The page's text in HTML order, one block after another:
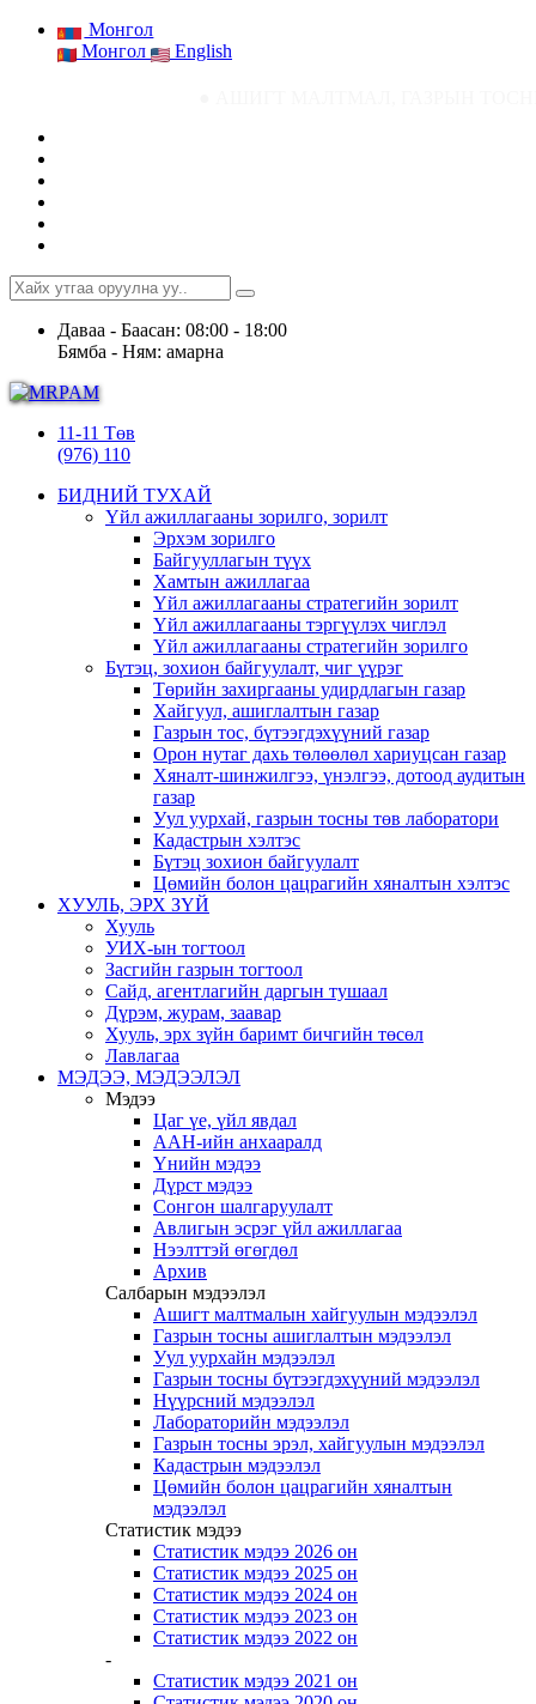
Монгол
Монгол
English
Даваа - Баасан: 08:00 - 18:00
Бямба - Ням: амарна
11-11 Төв
(976) 110
БИДНИЙ ТУХАЙ
Үйл ажиллагааны зорилго, зорилт
Эрхэм зорилго
Байгууллагын түүх
Хамтын ажиллагаа
Үйл ажиллагааны стратегийн зорилт
Үйл ажиллагааны тэргүүлэх чиглэл
Үйл ажиллагааны стратегийн зорилго
Бүтэц, зохион байгуулалт, чиг үүрэг
Төрийн захиргааны удирдлагын газар
Хайгуул, ашиглалтын газар
Газрын тос, бүтээгдэхүүний газар
Орон нутаг дахь төлөөлөл хариуцсан газар
Хяналт-шинжилгээ, үнэлгээ, дотоод аудитын
газар
Уул уурхай, газрын тосны төв лаборатори
Кадастрын хэлтэс
Бүтэц зохион байгуулалт
Цөмийн болон цацрагийн хяналтын хэлтэс
ХУУЛЬ, ЭРХ ЗҮЙ
Хууль
УИХ-ын тогтоол
Засгийн газрын тогтоол
Сайд, агентлагийн даргын тушаал
Дүрэм, журам, заавар
Хууль, эрх зүйн баримт бичгийн төсөл
Лавлагаа
МЭДЭЭ, МЭДЭЭЛЭЛ
Мэдээ
Цаг үе, үйл явдал
ААН-ийн анхааралд
Үнийн мэдээ
Дүрст мэдээ
Сонгон шалгаруулалт
Авлигын эсрэг үйл ажиллагаа
Нээлттэй өгөгдөл
Архив
Салбарын мэдээлэл
Ашигт малтмалын хайгуулын мэдээлэл
Газрын тосны ашиглалтын мэдээлэл
Уул уурхайн мэдээлэл
Газрын тосны бүтээгдэхүүний мэдээлэл
Нүүрсний мэдээлэл
Лабораторийн мэдээлэл
Газрын тосны эрэл, хайгуулын мэдээлэл
Кадастрын мэдээлэл
Цөмийн болон цацрагийн хяналтын
мэдээлэл
Статистик мэдээ
Статистик мэдээ 2026 он
Статистик мэдээ 2025 он
Статистик мэдээ 2024 он
Статистик мэдээ 2023 он
Статистик мэдээ 2022 он
-
Статистик мэдээ 2021 он